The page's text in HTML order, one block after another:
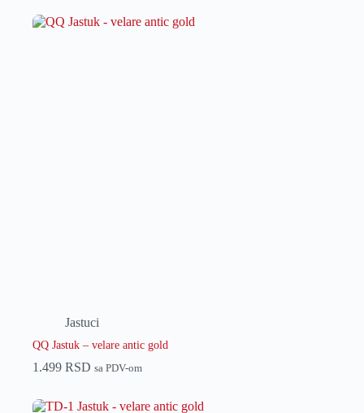
Jastuci
QQ Jastuk – velare antic gold
1.499 RSD sa PDV-om